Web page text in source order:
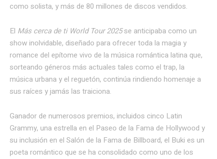
como solista, y más de 80 millones de discos vendidos.
El Más cerca de ti World Tour 2025se anticipaba como un
show inolvidable, diseñado para ofrecer toda la magia y
romance del epítome vivo de la música romántica latina que,
sorteando géneros más actuales tales como el trap, la
música urbana y el reguetón, continúa rindiendo homenaje a
sus raíces y jamás las traiciona.
Ganador de numerosos premios, incluidos cinco Latin
Grammy, una estrella en el Paseo de la Fama de Hollywood y
su inclusión en el Salón de la Fama de Billboard, el Buki es un
poeta romántico que se ha consolidado como uno de los